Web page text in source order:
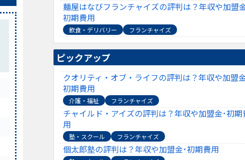
麺屋はなびフランチャイズの評判は？年収や加盟
初期費用
飲食・デリバリー フランチャイズ
ピックアップ
クオリティ・オブ・ライフの評判は？年収や加盟
初期費用
介護・福祉 フランチャイズ
チャイルド・アイズの評判は？年収や加盟金･初期
用
塾・スクール フランチャイズ
個太郎塾の評判は？年収や加盟金･初期費用